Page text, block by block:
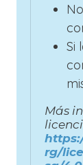
Si
Más
rg/